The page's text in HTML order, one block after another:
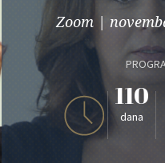
Zoom
110
dana